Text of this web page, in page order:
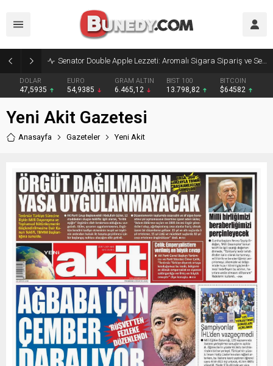
Senator Double Apple Lezzeti: Aromalı Sigara Sipariş ve Senator Sigara Dünyasına Yolculuk
DOLAR
47,5935
EURO
54,9385
GRAM ALTIN
6.465,12
BIST 100
13.798,82
BITCOIN
$64582
Yeni Akit Gazetesi
Anasayfa Gazeteler Yeni Akit